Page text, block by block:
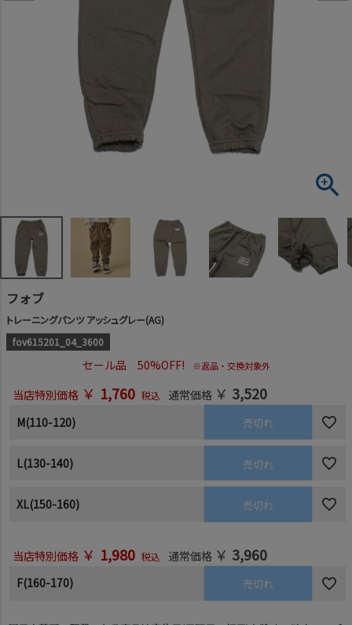
フォブ
トレーニングパンツ アッシュグレー(AG)
fov615201_04_3600
セール品 50%OFF! ※返品・交換対象外
当店特別価格 ￥ 1,760 税込 通常価格 ￥ 3,520
M(110-120) 売切れ
L(130-140) 売切れ
XL(150-160) 売切れ
当店特別価格 ￥ 1,980 税込 通常価格 ￥ 3,960
F(160-170) 売切れ